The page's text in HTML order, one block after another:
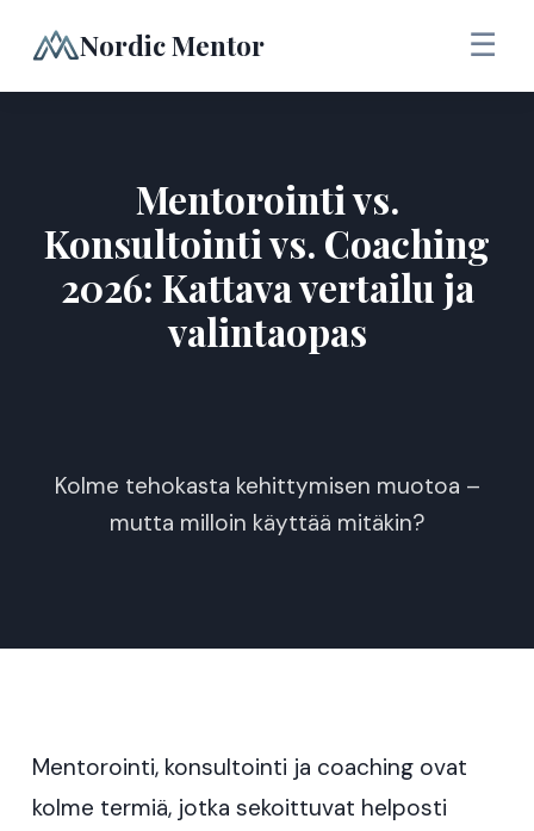
Nordic Mentor ☰
Mentorointi vs.
Konsultointi vs. Coaching
2026: Kattava vertailu ja
valintaopas
Kolme tehokasta kehittymisen muotoa –
mutta milloin käyttää mitäkin?
Mentorointi, konsultointi ja coaching ovat
kolme termiä, jotka sekoittuvat helposti